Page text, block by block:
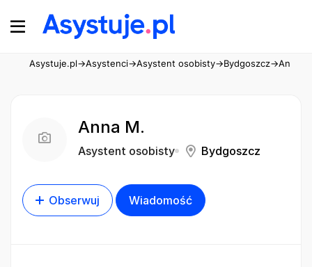
Asystuje.pl→Asystenci→Asystent osobisty→Bydgoszcz→Anna
Anna M.
Asystent osobisty Bydgoszcz
Obserwuj Wiadomość